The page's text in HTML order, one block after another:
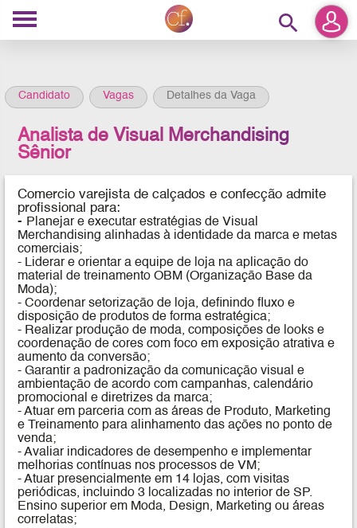
search
Candidato Vagas Detalhes da Vaga
Analista de Visual Merchandising
Sênior
Comercio varejista de calçados e confecção admite
profissional para:
- Planejar e executar estratégias de Visual
Merchandising alinhadas à identidade da marca e metas
comerciais;
- Liderar e orientar a equipe de loja na aplicação do
material de treinamento OBM (Organização Base da
Moda);
- Coordenar setorização de loja, definindo fluxo e
disposição de produtos de forma estratégica;
- Realizar produção de moda, composições de looks e
coordenação de cores com foco em exposição atrativa e
aumento da conversão;
- Garantir a padronização da comunicação visual e
ambientação de acordo com campanhas, calendário
promocional e diretrizes da marca;
- Atuar em parceria com as áreas de Produto, Marketing
e Treinamento para alinhamento das ações no ponto de
venda;
- Avaliar indicadores de desempenho e implementar
melhorias contínuas nos processos de VM;
- Atuar presencialmente em 14 lojas, com visitas
periódicas, incluindo 3 localizadas no interior de SP.
Ensino superior em Moda, Design, Marketing ou áreas
correlatas;